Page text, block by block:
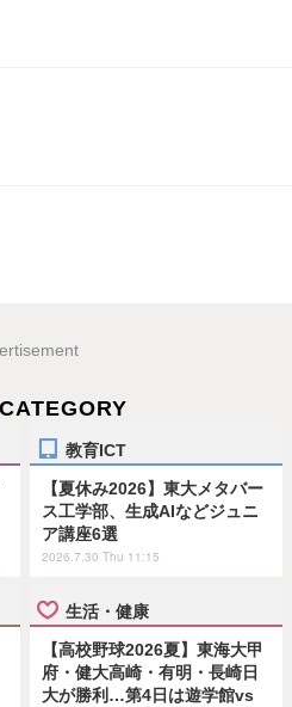
教育ICT
【夏休み2026】東大メタバー
ス工学部、生成AIなどジュニ
ア講座6選
2026.7.30 Thu 11:15
生活・健康
【高校野球2026夏】東海大甲
府・健大高崎・有明・長崎日
大が勝利…第4日は遊学館vs